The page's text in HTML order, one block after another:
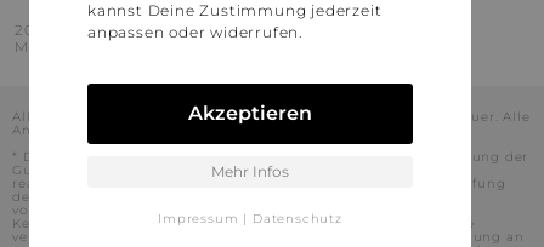
2016 - 2026 © Stylaholic.
Made for you with love in munich.
Alle Preise inkl. der jeweils geltenden gesetzlichen Mehrwertsteuer. Alle
Angaben ohne Gewähr.
* Die angezeigten Preise beinhalten Rabatte, die durch die Nutzung der
Gutschein-Codes auf den Seiten unserer Partner voraussichtlich
realisiert werden können. Stylaholic führt keine vollständige Prüfung
der Gutschein-Codes durch und es kann daher in Einzelfällen
vorkommen, dass die Gutscheine abweichend von unserem
Kenntnisstand bei dem jeweiligen Shop nicht oder nur teilweise
verwendet werden können. Darüber hinaus kann deren Verwendung an
kannst Deine Zustimmung jederzeit
anpassen oder widerrufen.
Akzeptieren
Mehr Infos
Impressum | Datenschutz